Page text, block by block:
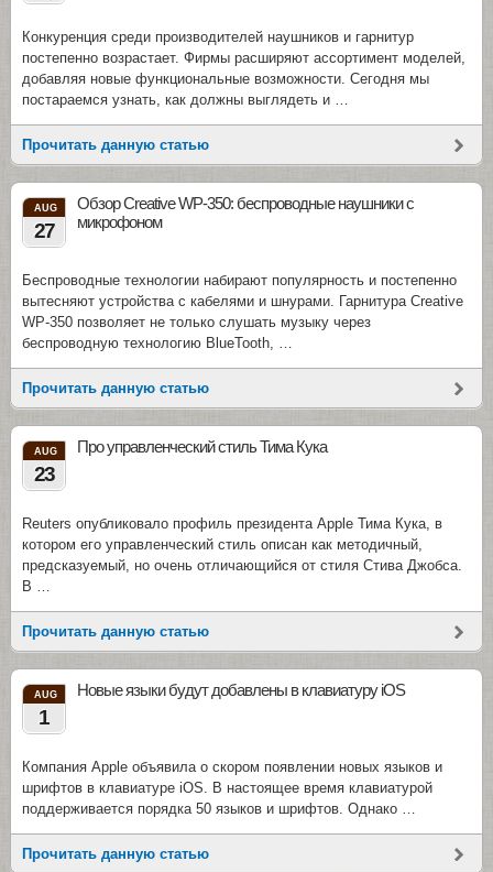
Конкуренция среди производителей наушников и гарнитур
постепенно возрастает. Фирмы расширяют ассортимент моделей,
добавляя новые функциональные возможности. Сегодня мы
постараемся узнать, как должны выглядеть и …
Прочитать данную статью
AUG
27
Обзор Creative WP-350: беспроводные наушники с
микрофоном
Беспроводные технологии набирают популярность и постепенно
вытесняют устройства с кабелями и шнурами. Гарнитура Creative
WP-350 позволяет не только слушать музыку через
беспроводную технологию BlueTooth, …
Прочитать данную статью
AUG
23
Про управленческий стиль Тима Кука
Reuters опубликовало профиль президента Apple Тима Кука, в
котором его управленческий стиль описан как методичный,
предсказуемый, но очень отличающийся от стиля Стива Джобса.
В …
Прочитать данную статью
AUG
1
Новые языки будут добавлены в клавиатуру iOS
Компания Apple объявила о скором появлении новых языков и
шрифтов в клавиатуре iOS. В настоящее время клавиатурой
поддерживается порядка 50 языков и шрифтов. Однако …
Прочитать данную статью